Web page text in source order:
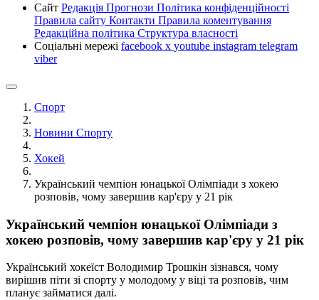
Сайт Редакція Прогнози Політика конфіденційності
Правила сайту Контакти Правила коментування
Редакційна політика Структура власності
Соціальні мережі facebook x youtube instagram telegram
viber
Спорт
Новини Спорту
Хокей
Український чемпіон юнацької Олімпіади з хокею
розповів, чому завершив кар'єру у 21 рік
Український чемпіон юнацької Олімпіади з
хокею розповів, чому завершив кар'єру у 21 рік
Український хокеїст Володимир Трошкін зізнався, чому
вирішив піти зі спорту у молодому у віці та розповів, чим
планує займатися далі.